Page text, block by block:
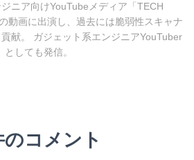
ニア向けYouTubeメディア「TECH
動画に出演し、過去には脆弱性スキャナ
貢献。 ガジェット系エンジニアYouTuber
としても発信。
のコメント